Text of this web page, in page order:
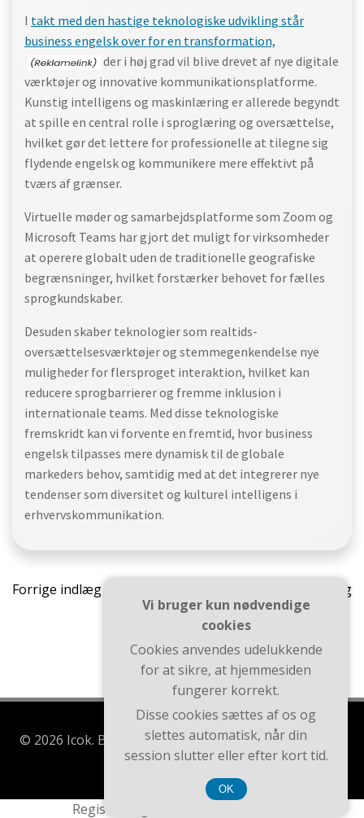
I takt med den hastige teknologiske udvikling står
business engelsk over for en transformation,
der i høj grad vil blive drevet af nye digitale
værktøjer og innovative kommunikationsplatforme.
Kunstig intelligens og maskinlæring er allerede begyndt
at spille en central rolle i sproglæring og oversættelse,
hvilket gør det lettere for professionelle at tilegne sig
flydende engelsk og kommunikere mere effektivt på
tværs af grænser.
Virtuelle møder og samarbejdsplatforme som Zoom og
Microsoft Teams har gjort det muligt for virksomheder
at operere globalt uden de traditionelle geografiske
begrænsninger, hvilket forstærker behovet for fælles
sprogkundskaber.
Desuden skaber teknologier som realtids-
oversættelsesværktøjer og stemmegenkendelse nye
muligheder for flersproget interaktion, hvilket kan
reducere sprogbarrierer og fremme inklusion i
internationale teams. Med disse teknologiske
fremskridt kan vi forvente en fremtid, hvor business
engelsk tilpasses mere dynamisk til de globale
markeders behov, samtidig med at det integrerer nye
tendenser som diversitet og kulturel intelligens i
erhvervskommunikation.
Indlægsnavigation
Forrige indlæg Næste indlæg
© 2026 Icok. Bygget ved at bruge WordPress og Brite
Theme .
Registreringsnummer DK-37407739
Vi bruger kun nødvendige
cookies
Cookies anvendes udelukkende
for at sikre, at hjemmesiden
fungerer korrekt.
Disse cookies sættes af os og
slettes automatisk, når din
session slutter eller efter kort tid.
OK